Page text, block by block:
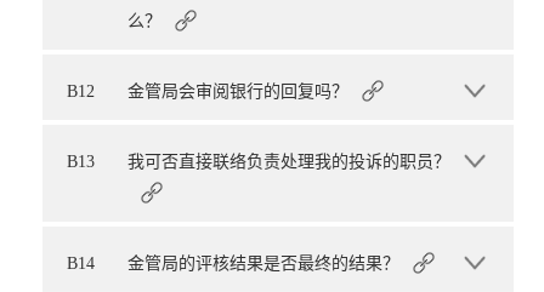
么？
B12 金管局会审阅银行的回复吗？
B13 我可否直接联络负责处理我的投诉的职员？
B14 金管局的评核结果是否最终的结果？